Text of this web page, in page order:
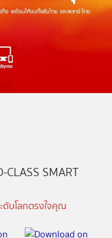
CLASS SMART
ดับโลกตรงใจคุณ